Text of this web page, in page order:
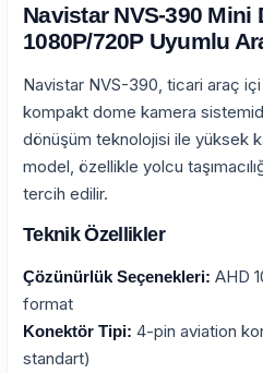
Navistar NVS-390 Mini
1080P/720P Uyumlu
Navistar NVS-390, ticari araç
kompakt dome kamera
dönüşüm teknolojisi ile yüksek
model, özellikle yolcu
tercih edilir.
Teknik Özellikler
Çözünürlük Seçenekleri: AHD
format
Konektör Tipi: 4-pin aviation
standart)